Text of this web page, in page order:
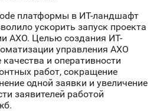
платформы в ИТ-ландшафт
ускорить запуск проекта
АХО. Целью создания ИТ-
управления АХО
и оперативности
работ, сокращение
одной заявки и увеличение
заявителей работой